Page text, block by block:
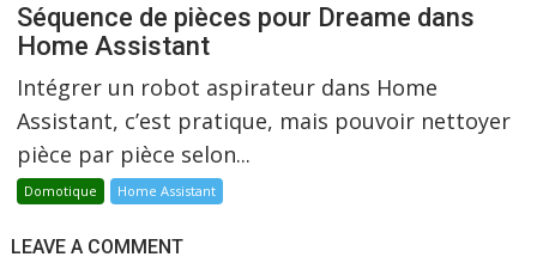
Séquence de pièces pour Dreame dans
Home Assistant
Intégrer un robot aspirateur dans Home
Assistant, c’est pratique, mais pouvoir nettoyer
pièce par pièce selon...
Domotique Home Assistant
LEAVE A COMMENT